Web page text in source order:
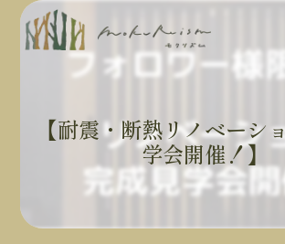
【耐震・断熱リノベーシ
学会開催！】